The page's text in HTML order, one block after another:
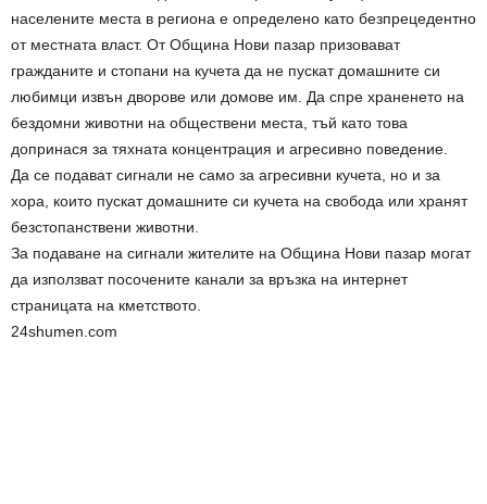
населените места в региона е определено като безпрецедентно
от местната власт. От Община Нови пазар призовават
гражданите и стопани на кучета да не пускат домашните си
любимци извън дворове или домове им. Да спре храненето на
бездомни животни на обществени места, тъй като това
допринася за тяхната концентрация и агресивно поведение.
Да се подават сигнали не само за агресивни кучета, но и за
хора, които пускат домашните си кучета на свобода или хранят
безстопанствени животни.
За подаване на сигнали жителите на Община Нови пазар могат
да използват посочените канали за връзка на интернет
страницата на кметството.
24shumen.com